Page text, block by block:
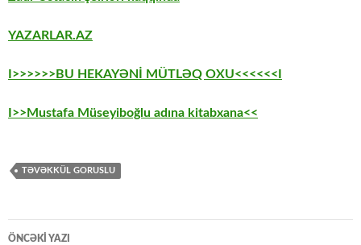
YAZARLAR.AZ
I>>>>>>BU HEKAYƏNİ MÜTLƏQ OXU<<<<<<I
I>>Mustafa Müseyiboğlu adına kitabxana<<
TƏVƏKKÜL GORUSLU
Yazılar
ÖNCƏKI YAZI